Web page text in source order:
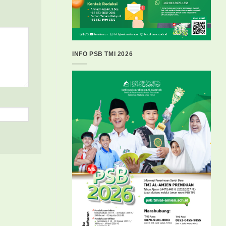
INFO PSB TMI 2026